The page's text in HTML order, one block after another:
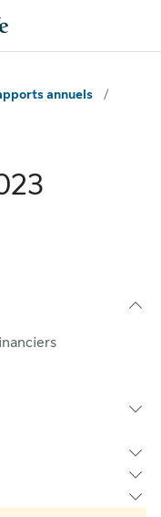
annuels
/